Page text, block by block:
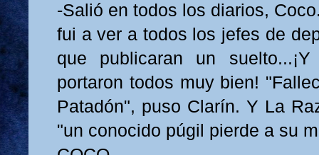
-Salió en todos los diarios,
fui a ver a todos los jefes de
que publicaran un
portaron todos muy bien!
Patadón", puso Clarín. Y La
"un conocido púgil pierde a su